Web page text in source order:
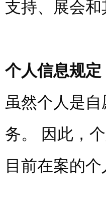
支持、展会和
个人信息规定
虽然个人是
务。 因此，
目前在案的